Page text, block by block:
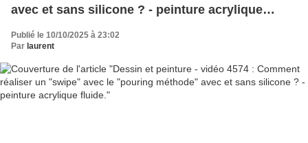
avec et sans silicone ? - peinture acrylique
fluide.
Publié le 10/10/2025 à 23:02
Par laurent